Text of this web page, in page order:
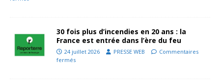
30 fois plus d’incendies en 20 ans : la
France est entrée dans l’ère du feu
24 juillet 2026 PRESSE WEB
Commentaires
fermés